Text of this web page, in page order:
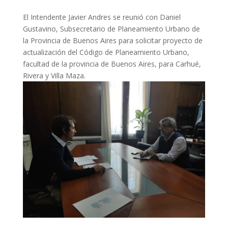
El Intendente Javier Andres se reunió con Daniel
Gustavino, Subsecretario de Planeamiento Urbano de
la Provincia de Buenos Aires para solicitar proyecto de
actualización del Código de Planeamiento Urbano,
facultad de la provincia de Buenos Aires, para Carhué,
Rivera y Villa Maza.